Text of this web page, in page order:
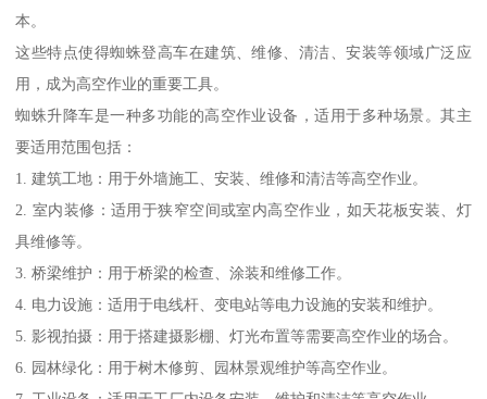
本。
这些特点使得蜘蛛登高车在建筑、维修、清洁、安装等领域广泛应
用，成为高空作业的重要工具。
蜘蛛升降车是一种多功能的高空作业设备，适用于多种场景。其主
要适用范围包括：
1. 建筑工地：用于外墙施工、安装、维修和清洁等高空作业。
2. 室内装修：适用于狭窄空间或室内高空作业，如天花板安装、灯
具维修等。
3. 桥梁维护：用于桥梁的检查、涂装和维修工作。
4. 电力设施：适用于电线杆、变电站等电力设施的安装和维护。
5. 影视拍摄：用于搭建摄影棚、灯光布置等需要高空作业的场合。
6. 园林绿化：用于树木修剪、园林景观维护等高空作业。